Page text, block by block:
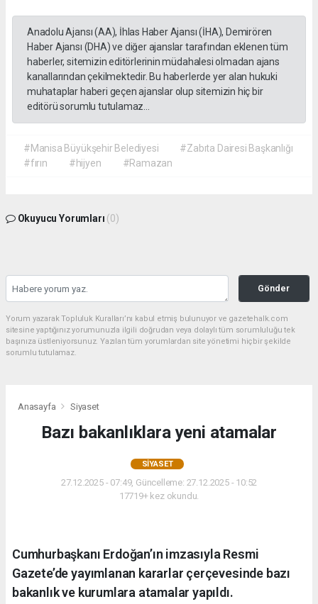
Anadolu Ajansı (AA), İhlas Haber Ajansı (İHA), Demirören
Haber Ajansı (DHA) ve diğer ajanslar tarafından eklenen tüm
haberler, sitemizin editörlerinin müdahalesi olmadan ajans
kanallarından çekilmektedir. Bu haberlerde yer alan hukuki
muhataplar haberi geçen ajanslar olup sitemizin hiç bir
editörü sorumlu tutulamaz...
#Manisa Büyükşehir Belediyesi
#Zabıta Dairesi Başkanlığı
#fırın
#hijyen #Ramazan
Okuyucu Yorumları (0)
Gönder
Yorum yazarak Topluluk Kuralları’nı kabul etmiş bulunuyor ve gazetehalk.com
sitesine yaptığınız yorumunuzla ilgili doğrudan veya dolaylı tüm sorumluluğu tek
başınıza üstleniyorsunuz. Yazılan tüm yorumlardan site yönetimi hiçbir şekilde
sorumlu tutulamaz.
Anasayfa Siyaset
Bazı bakanlıklara yeni atamalar
SIYASET
27.12.2025 - 07:49, Güncelleme: 27.12.2025 - 10:52
17719+ kez okundu.
Cumhurbaşkanı Erdoğan’ın imzasıyla Resmi
Gazete’de yayımlanan kararlar çerçevesinde bazı
bakanlık ve kurumlara atamalar yapıldı.